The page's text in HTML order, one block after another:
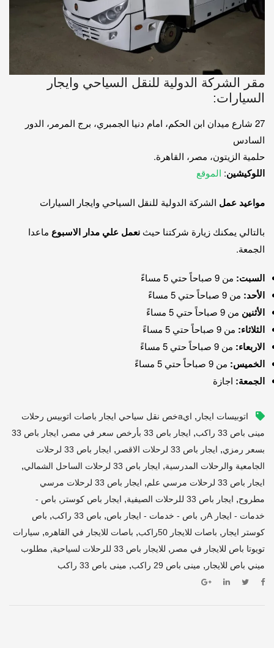
مقر الشركة الدولية للنقل السياحي وايجار
السيارات:
27 شارع ميدان ابن الحكم، امام دنيا الجمبري، برج المرمر، الدور
السادس
حلمية الزيتون، مصر، القاهرة.
اللوكيشين: الموقع
مواعيد عمل الشركة الدولية للنقل السياحي وايجار السيارات
بالتالي يمكنك زيارة شركتنا حيث نعمل علي مدار الاسبوع ماعدا
الجمعة.
السبت: من 9 صباحاً حتي 5 مساءً
الأحد: من 9 صباحاً حتي 5 مساءً
الأثنين من 9 صباحاً حتي 5 مساءً
الثلاثاء: من 9 صباحاً حتي 5 مساءً
الاربعاء: من 9 صباحاً حتي 5 مساءً
الخميس: من 9 صباحاً حتي 5 مساءً
الجمعة: اجازة
اتوبيسات ايجار ,
ايaخص نقل سياحي ايجار باصات اتوبيس رحلات
مينى باص 33 راكب
, ايجار باص 33 بأرخص سعر في مصر ,
ايجار باص 33
بسعر رمزي, ايجار باص 33 لرحلات الاقصر ,
ايجار باص 33 لرحلات
الجامعية والرحلات المدرسية, ايجار باص 33 لرحلات الساحل الشمالي ,
ايجار باص 33 لرحلات مرسي علم ,
ايجار باص 33 لرحلات مرسي
مطروح, ايجار باص 33 للرحلات الصيفية , ايجار باص كوستر , باص -
خدمات - ايجار Aر
, باص - خدمات - ايجار باص, باص 33 راكب , باص
كوستر ايجار , باصات للايجار 50راكب , باصات للايجار في القاهره, سيارات
تويوتا باص للايجار في مصر , للايجار باص 33 للرحلات لسياحية , مطلوب
ميني باص للايجار , مينى باص 29 راكب , مينى باص 33 راكب